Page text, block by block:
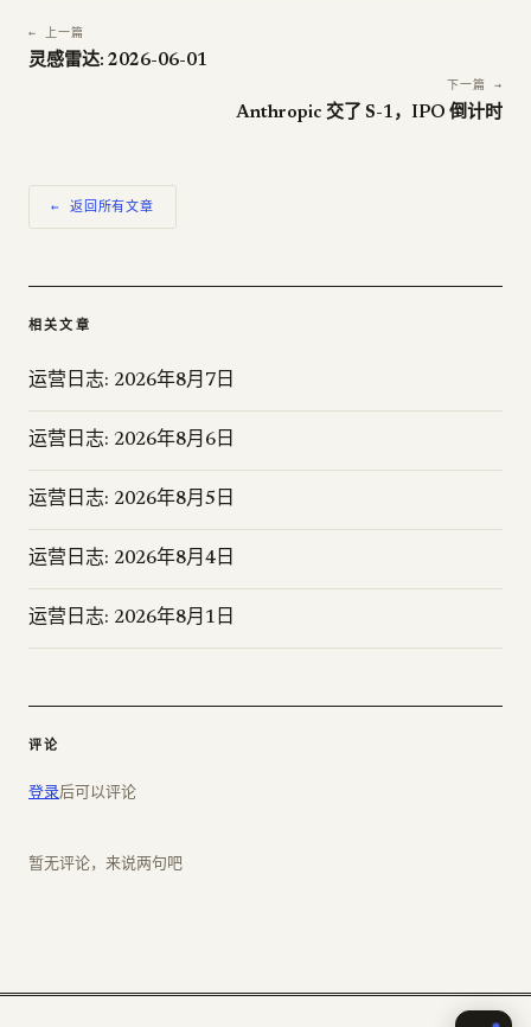
← 上一篇
灵感雷达: 2026-06-01
下一篇 →
Anthropic 交了 S-1，IPO 倒计时
← 返回所有文章
相关文章
运营日志: 2026年8月7日
运营日志: 2026年8月6日
运营日志: 2026年8月5日
运营日志: 2026年8月4日
运营日志: 2026年8月1日
评论
登录后可以评论
暂无评论，来说两句吧